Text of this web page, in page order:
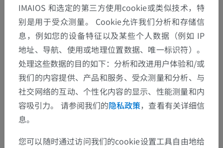
解剖层次
人体解剖学1
IMAIOS 和选定的第三方使用cookie或类似技术，特
别是用于受众测量。 Cookie允许我们分析和存储信
息，例如您的设备特征以及某些个人数据（例如 IP
地址、导航、使用或地理位置数据、唯一标识符）。
处理这些数据的目的如下：分析和改进用户体验和/或
我们的内容提供、产品和服务、受众测量和分析、与
社交网络的互动、个性化内容的显示、性能测量和内
容吸引力。 请参阅我们的隐私政策，查看有关详细信
息。
您可以随时通过访问我们的cookie设置工具自由地给